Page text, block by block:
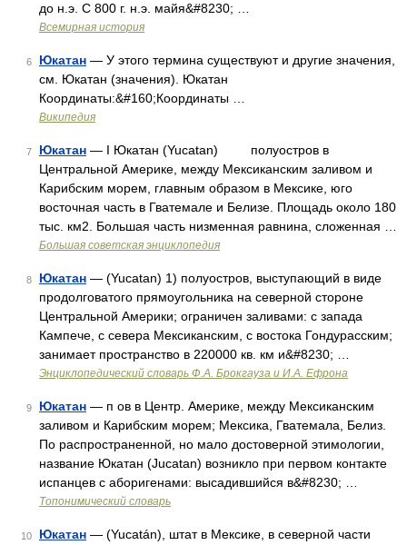
до н.э. С 800 г. н.э. майя&#8230; …
Всемирная история
6 Юкатан — У этого термина существуют и другие значения,
см. Юкатан (значения). Юкатан
Координаты:&#160;Координаты …
Википедия
7 Юкатан — I Юкатан (Yucatan) полуостров в
Центральной Америке, между Мексиканским заливом и
Карибским морем, главным образом в Мексике, юго
восточная часть в Гватемале и Белизе. Площадь около 180
тыс. км2. Большая часть низменная равнина, сложенная …
Большая советская энциклопедия
8 Юкатан — (Yucatan) 1) полуостров, выступающий в виде
продолговатого прямоугольника на северной стороне
Центральной Америки; ограничен заливами: с запада
Кампече, с севера Мексиканским, с востока Гондурасским;
занимает пространство в 220000 кв. км и&#8230; …
Энциклопедический словарь Ф.А. Брокгауза и И.А. Ефрона
9 Юкатан — п ов в Центр. Америке, между Мексиканским
заливом и Карибским морем; Мексика, Гватемала, Белиз.
По распространенной, но мало достоверной этимологии,
название Юкатан (Jucatan) возникло при первом контакте
испанцев с аборигенами: высадившийся в&#8230; …
Топонимический словарь
10 Юкатан — (Yucatán), штат в Мексике, в северной части